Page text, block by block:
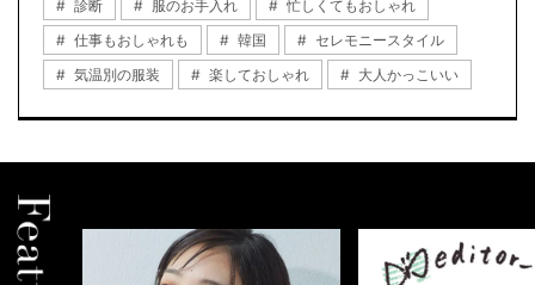
診断
服のお手入れ
忙しくてもおしゃれ
仕事もおしゃれも
韓国
セレモニースタイル
気温別の服装
楽しておしゃれ 大人かっこいい